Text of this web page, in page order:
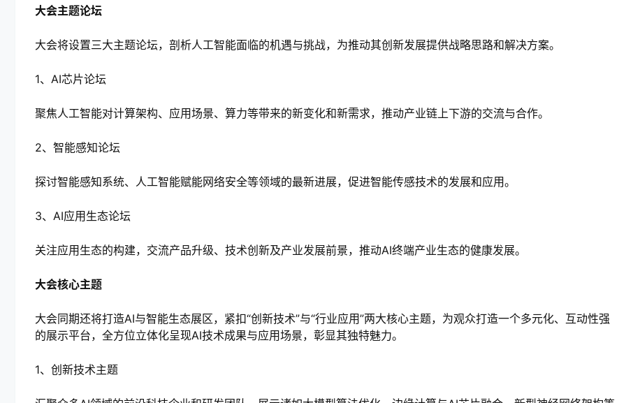
大会主题论坛
大会将设置三大主题论坛，剖析人工智能面临的机遇与挑战，为推动其创新发展提供战略思路和解决方案。
1、AI芯片论坛
聚焦人工智能对计算架构、应用场景、算力等带来的新变化和新需求，推动产业链上下游的交流与合作。
2、智能感知论坛
探讨智能感知系统、人工智能赋能网络安全等领域的最新进展，促进智能传感技术的发展和应用。
3、AI应用生态论坛
关注应用生态的构建，交流产品升级、技术创新及产业发展前景，推动AI终端产业生态的健康发展。
大会核心主题
大会同期还将打造AI与智能生态展区，紧扣“创新技术”与“行业应用”两大核心主题，为观众打造一个多元化、互动性强
的展示平台，全方位立体化呈现AI技术成果与应用场景，彰显其独特魅力。
1、创新技术主题